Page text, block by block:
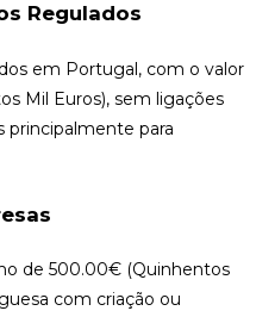
Regulados
em Portugal, com o valor
Mil Euros), sem ligações
principalmente para
de 500.00€ (Quinhentos
com criação ou